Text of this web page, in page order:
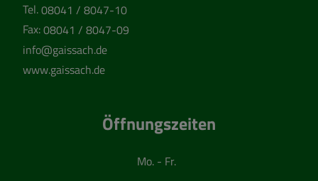
Tel.08041 / 8047-10
Fax:08041 / 8047-09
info@gaissach.de
www.gaissach.de
Öffnungszeiten
Mo. - Fr.